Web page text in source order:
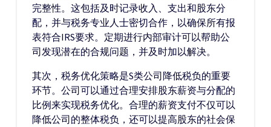
完整性。这包括及时记录收入、支出和股东分
配，并与税务专业人士密切合作，以确保所有报
表符合IRS要求。定期进行内部审计可以帮助公
司发现潜在的合规问题，并及时加以解决。
其次，税务优化策略是S类公司降低税负的重要
环节。公司可以通过合理安排股东薪资与分配的
比例来实现税务优化。合理的薪资支付不仅可以
降低公司的整体税负，还可以提高股东的社会保